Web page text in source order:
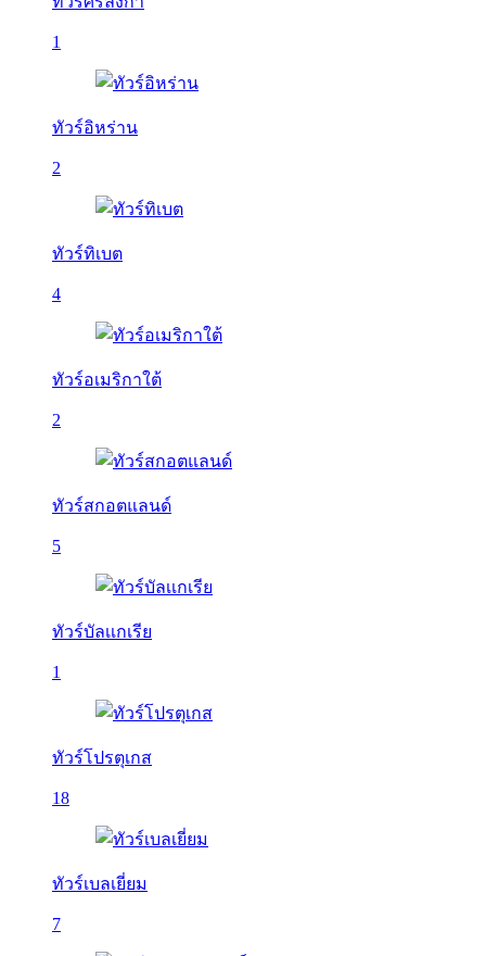
1
ทัวร์อิหร่าน
2
ทัวร์ทิเบต
4
ทัวร์อเมริกาใต้
2
ทัวร์สกอตแลนด์
5
ทัวร์บัลเเกเรีย
1
ทัวร์โปรตุเกส
18
ทัวร์เบลเยี่ยม
7